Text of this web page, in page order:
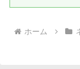
ホーム